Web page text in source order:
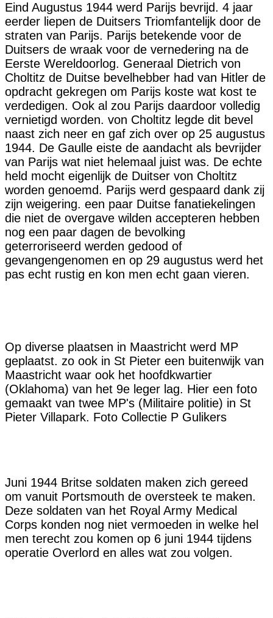
Eind Augustus 1944 werd Parijs bevrijd. 4 jaar
eerder liepen de Duitsers Triomfantelijk door de
straten van Parijs. Parijs betekende voor de
Duitsers de wraak voor de vernedering na de
Eerste Wereldoorlog. Generaal Dietrich von
Choltitz de Duitse bevelhebber had van Hitler de
opdracht gekregen om Parijs koste wat kost te
verdedigen. Ook al zou Parijs daardoor volledig
vernietigd worden. von Choltitz legde dit bevel
naast zich neer en gaf zich over op 25 augustus
1944. De Gaulle eiste de aandacht als bevrijder
van Parijs wat niet helemaal juist was. De echte
held mocht eigenlijk de Duitser von Choltitz
worden genoemd. Parijs werd gespaard dank zij
zijn weigering. een paar Duitse fanatiekelingen
die niet de overgave wilden accepteren hebben
nog een paar dagen de bevolking
geterroriseerd werden gedood of
gevangengenomen en op 29 augustus werd het
pas echt rustig en kon men echt gaan vieren.
Op diverse plaatsen in Maastricht werd MP
geplaatst. zo ook in St Pieter een buitenwijk van
Maastricht waar ook het hoofdkwartier
(Oklahoma) van het 9e leger lag. Hier een foto
gemaakt van twee MP's (Militaire politie) in St
Pieter Villapark. Foto Collectie P Gulikers
Juni 1944 Britse soldaten maken zich gereed
om vanuit Portsmouth de oversteek te maken.
Deze soldaten van het Royal Army Medical
Corps konden nog niet vermoeden in welke hel
men terecht zou komen op 6 juni 1944 tijdens
operatie Overlord en alles wat zou volgen.